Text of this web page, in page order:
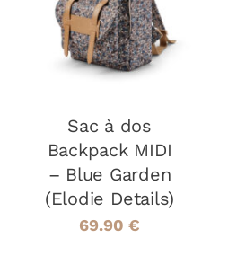
DÉTAILS
Sac à dos
Backpack MIDI
– Blue Garden
(Elodie Details)
69.90 €